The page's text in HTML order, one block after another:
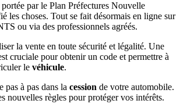
par le Plan Préfectures Nouvelle
les choses. Tout se fait désormais en ligne sur
ou via des professionnels agréés.
la vente en toute sécurité et légalité. Une
cruciale pour obtenir un code et permettre à
le véhicule.
pas à pas dans la cession de votre automobile.
nouvelles règles pour protéger vos intérêts.